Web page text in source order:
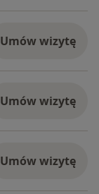
Umów wizytę
Umów wizytę
Umów wizytę